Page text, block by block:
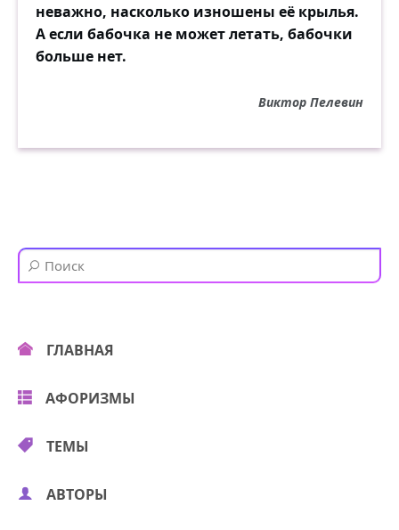
неважно, насколько изношены её крылья.
А если бабочка не может летать, бабочки
больше нет.
Виктор Пелевин
ГЛАВНАЯ
АФОРИЗМЫ
ТЕМЫ
АВТОРЫ